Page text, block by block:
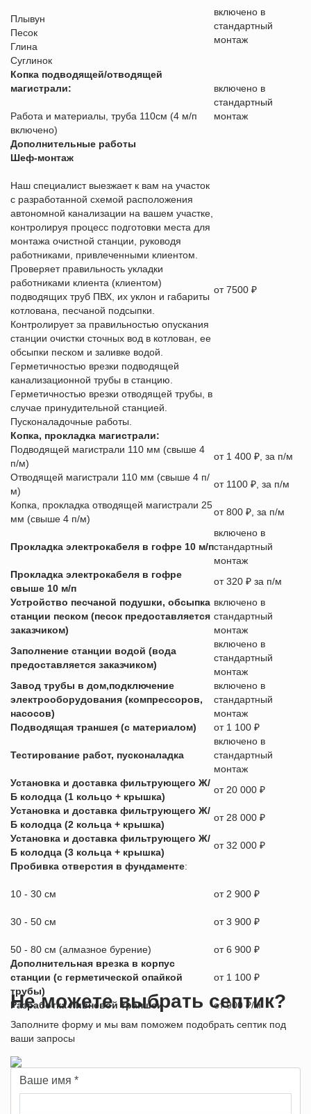
Плывун
Песок
Глина
Суглинок
включено в
стандартный
монтаж
Копка подводящей/отводящей
магистрали:
Работа и материалы, труба 110см (4 м/п
включено)
включено в
стандартный
монтаж
Дополнительные работы
Шеф-монтаж
Наш специалист выезжает к вам на участок
с разработанной схемой расположения
автономной канализации на вашем участке,
контролируя процесс подготовки места для
монтажа очистной станции, руководя
работниками, привлеченными клиентом.
Проверяет правильность укладки
работниками клиента (клиентом)
подводящих труб ПВХ, их уклон и габариты
котлована, песчаной подсыпки.
Контролирует за правильностью опускания
станции очистки сточных вод в котлован, ее
обсыпки песком и заливке водой.
Герметичностью врезки подводящей
канализационной трубы в станцию.
Герметичностью врезки отводящей трубы, в
случае принудительной станцией.
Пусконаладочные работы.
от 7500 ₽
Копка, прокладка магистрали:
Подводящей магистрали 110 мм (свыше 4
п/м)
от 1 400 ₽, за п/м
Отводящей магистрали 110 мм (свыше 4 п/
м)
от 1100 ₽, за п/м
Копка, прокладка отводящей магистрали 25
мм (свыше 4 п/м)
от 800 ₽, за п/м
Прокладка электрокабеля в гофре 10 м/п
включено в
стандартный
монтаж
Прокладка электрокабеля в гофре
свыше 10 м/п
от 320 ₽ за п/м
Устройство песчаной подушки, обсыпка
станции песком (песок предоставляется
заказчиком)
включено в
стандартный
монтаж
Заполнение станции водой (вода
предоставляется заказчиком)
включено в
стандартный
монтаж
Завод трубы в дом,подключение
электрооборудования (компрессоров,
насосов)
включено в
стандартный
монтаж
Подводящая траншея (с материалом)
от 1 100 ₽
Тестирование работ, пусконаладка
включено в
стандартный
монтаж
Установка и доставка фильтрующего Ж/
Б колодца (1 кольцо + крышка)
от 20 000 ₽
Установка и доставка фильтрующего Ж/
Б колодца (2 кольца + крышка)
от 28 000 ₽
Установка и доставка фильтрующего Ж/
Б колодца (3 кольца + крышка)
от 32 000 ₽
Пробивка отверстия в фундаменте:
10 - 30 см
30 - 50 см
50 - 80 см (алмазное бурение)
от 2 900 ₽
от 3 900 ₽
от 6 900 ₽
Дополнительная врезка в корпус
станции (с герметической опайкой
трубы)
от 1 100 ₽
Разработка ливневой траншеи от 900 ₽/м
Не можете выбрать септик?
Заполните форму и мы вам поможем подобрать септик под
ваши запросы
Ваше имя *